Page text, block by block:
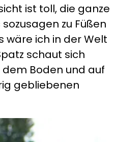
ist toll, die ganze
zu Füßen
wäre ich in der Welt
schaut sich
Boden und auf
gebliebenen